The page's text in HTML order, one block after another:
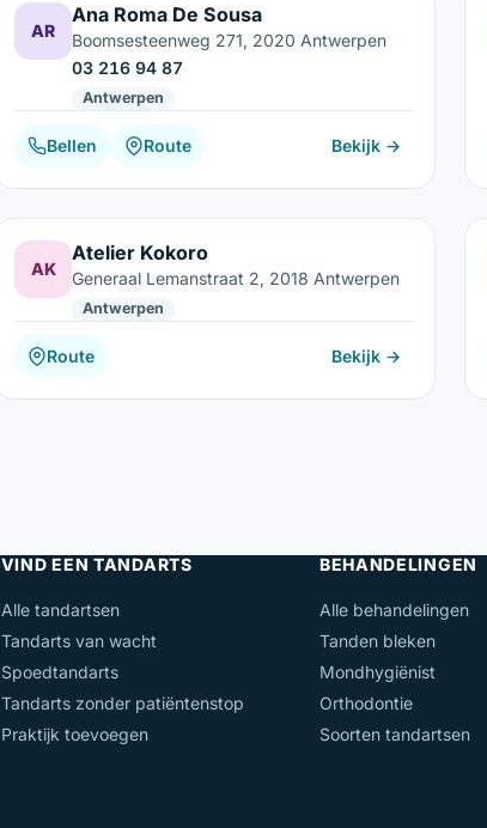
AR
Ana Roma De Sousa
Boomsesteenweg 271, 2020 Antwerpen
03 216 94 87
Antwerpen
Bellen Route Bekijk →
AK
Atelier Kokoro
Generaal Lemanstraat 2, 2018 Antwerpen
Antwerpen
Route Bekijk →
VIND EEN TANDARTS
Alle tandartsen
Tandarts van wacht
Spoedtandarts
Tandarts zonder patiëntenstop
Praktijk toevoegen
BEHANDELINGEN
Alle behandelingen
Tanden bleken
Mondhygiënist
Orthodontie
Soorten tandartsen